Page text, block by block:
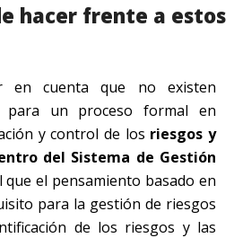
hacer frente a estos
en cuenta que no existen
para un proceso formal en
y control de los riesgos y
del Sistema de Gestión
que el pensamiento basado en
para la gestión de riesgos
de los riesgos y las